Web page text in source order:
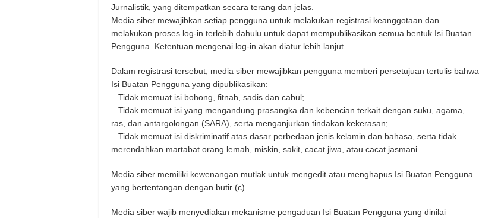
Jurnalistik, yang ditempatkan secara terang dan jelas.
Media siber mewajibkan setiap pengguna untuk melakukan registrasi keanggotaan dan
melakukan proses log-in terlebih dahulu untuk dapat mempublikasikan semua bentuk Isi Buatan
Pengguna. Ketentuan mengenai log-in akan diatur lebih lanjut.
Dalam registrasi tersebut, media siber mewajibkan pengguna memberi persetujuan tertulis bahwa
Isi Buatan Pengguna yang dipublikasikan:
– Tidak memuat isi bohong, fitnah, sadis dan cabul;
– Tidak memuat isi yang mengandung prasangka dan kebencian terkait dengan suku, agama,
ras, dan antargolongan (SARA), serta menganjurkan tindakan kekerasan;
– Tidak memuat isi diskriminatif atas dasar perbedaan jenis kelamin dan bahasa, serta tidak
merendahkan martabat orang lemah, miskin, sakit, cacat jiwa, atau cacat jasmani.
Media siber memiliki kewenangan mutlak untuk mengedit atau menghapus Isi Buatan Pengguna
yang bertentangan dengan butir (c).
Media siber wajib menyediakan mekanisme pengaduan Isi Buatan Pengguna yang dinilai